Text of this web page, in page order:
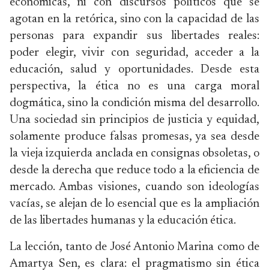
económicas, ni con discursos políticos que se
agotan en la retórica, sino con la capacidad de las
personas para expandir sus libertades reales:
poder elegir, vivir con seguridad, acceder a la
educación, salud y oportunidades. Desde esta
perspectiva, la ética no es una carga moral
dogmática, sino la condición misma del desarrollo.
Una sociedad sin principios de justicia y equidad,
solamente produce falsas promesas, ya sea desde
la vieja izquierda anclada en consignas obsoletas, o
desde la derecha que reduce todo a la eficiencia de
mercado. Ambas visiones, cuando son ideologías
vacías, se alejan de lo esencial que es la ampliación
de las libertades humanas y la educación ética.
La lección, tanto de José Antonio Marina como de
Amartya Sen, es clara: el pragmatismo sin ética